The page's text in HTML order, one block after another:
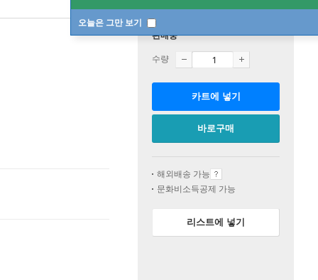
오늘은 그만 보기
판매중
수량
카트에 넣기
바로구매
해외배송 가능
문화비소득공제 가능
리스트에 넣기